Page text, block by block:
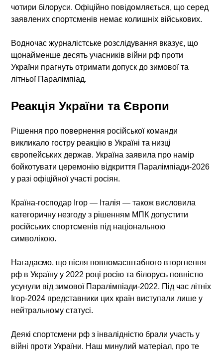
чотири білоруси. Офіційно повідомляється, що серед
заявлених спортсменів немає колишніх військових.
Водночас журналістське розслідування вказує, що
щонайменше десять учасників війни рф проти
України прагнуть отримати допуск до зимової та
літньої Паралімпіад.
Реакція України та Європи
Рішення про повернення російської команди
викликало гостру реакцію в Україні та низці
європейських держав. Україна заявила про намір
бойкотувати церемонію відкриття Паралімпіади-2026
у разі офіційної участі росіян.
Країна-господар Ігор — Італія — також висловила
категоричну незгоду з рішенням МПК допустити
російських спортсменів під національною
символікою.
Нагадаємо, що після повномасштабного вторгнення
рф в Україну у 2022 році росію та білорусь повністю
усунули від зимової Паралімпіади-2022. Під час літніх
Ігор-2024 представники цих країн виступали лише у
нейтральному статусі.
Деякі спортсмени рф з інвалідністю брали участь у
війні проти України. Наш минулий матеріал, про те